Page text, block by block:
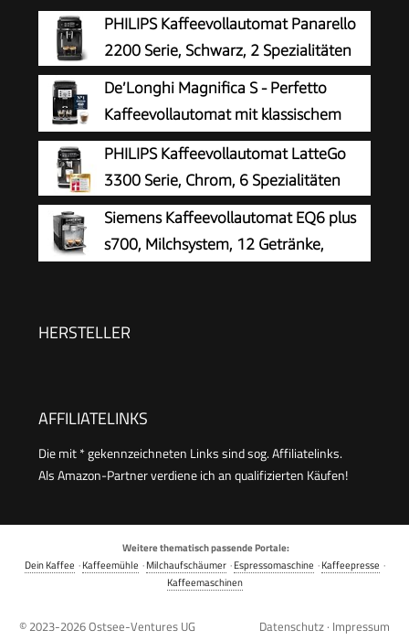
PHILIPS Kaffeevollautomat Panarello
2200 Serie, Schwarz, 2 Spezialitäten
De’Longhi Magnifica S - Perfetto
Kaffeevollautomat mit klassischem
Milchaufschäumer, Espresso- und
Cappuccino Kaffeemaschine, Bedienfeld mit
Tasten, Schwarz (ECAM22.110.B)
PHILIPS Kaffeevollautomat LatteGo
3300 Serie, Chrom, 6 Spezialitäten
Siemens Kaffeevollautomat EQ6 plus
s700, Milchsystem, 12 Getränke,
Touchdisplay, Edelstahl, TE657503DE
HERSTELLER
AFFILIATELINKS
Die mit * gekennzeichneten Links sind sog. Affiliatelinks.
Als Amazon-Partner verdiene ich an qualifizierten Käufen!
Weitere thematisch passende Portale:
Dein Kaffee ·Kaffeemühle ·Milchaufschäumer·Espressomaschine ·Kaffeepresse ·
Kaffeemaschinen
© 2023-2026Ostsee-Ventures UG Datenschutz · Impressum